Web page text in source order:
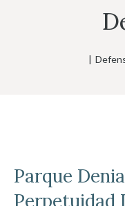
|
Parque Denia
Perpetuidad